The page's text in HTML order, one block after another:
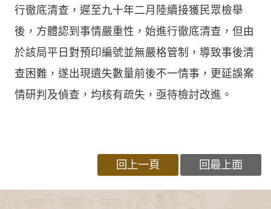
行徹底清查，遲至九十年二月陸續接獲民眾檢舉
後，方體認到事情嚴重性，始進行徹底清查，但由
於該局平日對預印編號並無嚴格管制，導致事後清
查困難，遂出現遺失數量前後不一情事，更延誤案
情研判及偵查，均核有疏失，亟待檢討改進。
回上一頁 回最上面